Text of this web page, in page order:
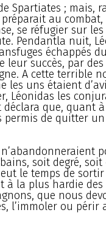
Spartiates ; mais,
au combat,
se réfugier sur
Pendantla nuit,
échappés
succès, par
A cette terrible
les uns étaient
Léonidas les
que, quant
de quitter
soit degré,
le temps de
à la plus hardie des
que nous
l’immoler ou périr